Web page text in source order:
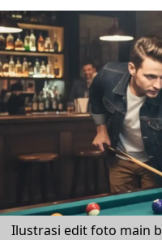
Ilustrasi edit foto main